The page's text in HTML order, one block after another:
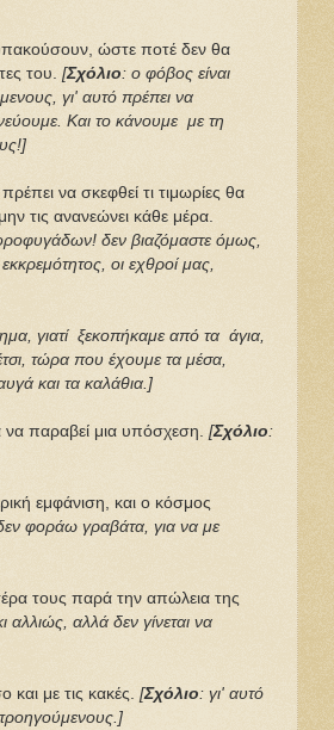
υπακούσουν, ώστε ποτέ δεν θα
του. [Σχόλιο: ο φόβος είναι
γι' αυτό πρέπει να
Και το κάνουμε με τη
να σκεφθεί τι τιμωρίες θα
τις ανανεώνει κάθε μέρα.
δεν βιαζόμαστε όμως,
οι εχθροί μας,
γιατί ξεκοπήκαμε από τα άγια,
τώρα που έχουμε τα μέσα,
και τα καλάθια. ]
να παραβεί μια υπόσχεση. [Σχόλιο:
εμφάνιση, και ο κόσμος
φοράω γραβάτα, για να με
τους παρά την απώλεια της
αλλιώς, αλλά δεν γίνεται να
και με τις κακές. [Σχόλιο: γι' αυτό